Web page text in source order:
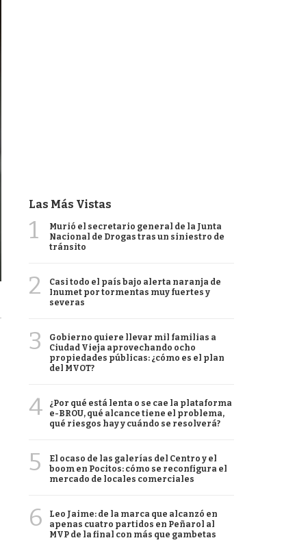
Las Más Vistas
1
Murió el secretario general de la Junta
Nacional de Drogas tras un siniestro de
tránsito
2
Casi todo el país bajo alerta naranja de
Inumet por tormentas muy fuertes y
severas
3
Gobierno quiere llevar mil familias a
Ciudad Vieja aprovechando ocho
propiedades públicas: ¿cómo es el plan
del MVOT?
4
¿Por qué está lenta o se cae la plataforma
e-BROU, qué alcance tiene el problema,
qué riesgos hay y cuándo se resolverá?
5
El ocaso de las galerías del Centro y el
boom en Pocitos: cómo se reconfigura el
mercado de locales comerciales
6
Leo Jaime: de la marca que alcanzó en
apenas cuatro partidos en Peñarol al
MVP de la final con más que gambetas